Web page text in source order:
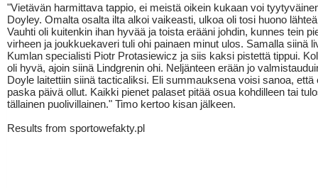
"Vietävän harmittava tappio, ei meistä oikein kukaan voi
Doyley. Omalta osalta ilta alkoi vaikeasti, ulkoa oli tosi huono
Vauhti oli kuitenkin ihan hyvää ja toista erääni johdin, kunnes tein
virheen ja joukkuekaveri tuli ohi painaen minut ulos. Samalla siinä
Kumlan specialisti Piotr Protasiewicz ja siis kaksi pistettä tippui.
oli hyvä, ajoin siinä Lindgrenin ohi. Neljänteen erään jo
Doyle laitettiin siinä tacticaliksi. Eli summauksena voisi sanoa, että
paska päivä ollut. Kaikki pienet palaset pitää osua kohdilleen tai
tällainen puolivillainen." Timo kertoo kisan jälkeen.
Results from sportowefakty.pl